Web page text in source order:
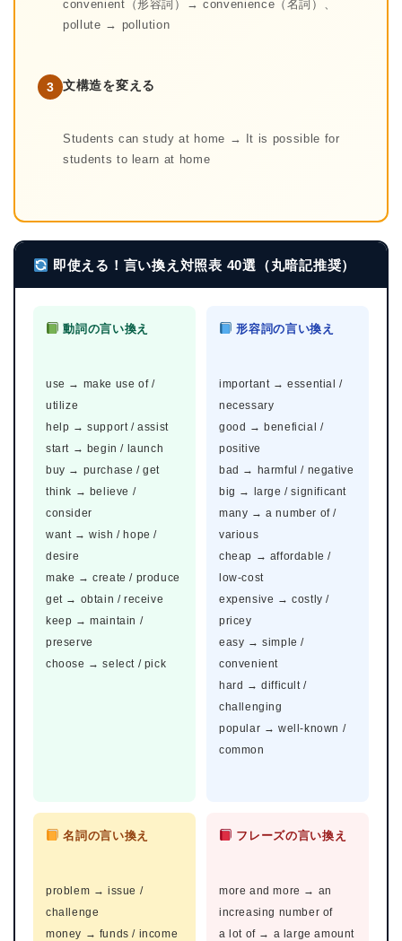
convenient（形容詞）→ convenience（名詞）、
pollute → pollution
3 文構造を変える
Students can study at home → It is possible for
students to learn at home
即使える！言い換え対照表 40選（丸暗記推奨）
動詞の言い換え
use → make use of /
utilize
help → support / assist
start → begin / launch
buy → purchase / get
think → believe /
consider
want → wish / hope /
desire
make → create / produce
get → obtain / receive
keep → maintain /
preserve
choose → select / pick
形容詞の言い換え
important → essential /
necessary
good → beneficial /
positive
bad → harmful / negative
big → large / significant
many → a number of /
various
cheap → affordable /
low-cost
expensive → costly /
pricey
easy → simple /
convenient
hard → difficult /
challenging
popular → well-known /
common
名詞の言い換え
problem → issue /
challenge
money → funds / income
フレーズの言い換え
more and more → an
increasing number of
a lot of → a large amount